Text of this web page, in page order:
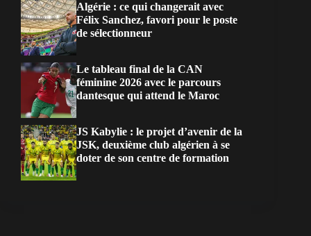
Algérie : ce qui changerait avec
Félix Sanchez, favori pour le poste
de sélectionneur
Le tableau final de la CAN
féminine 2026 avec le parcours
dantesque qui attend le Maroc
JS Kabylie : le projet d’avenir de la
JSK, deuxième club algérien à se
doter de son centre de formation